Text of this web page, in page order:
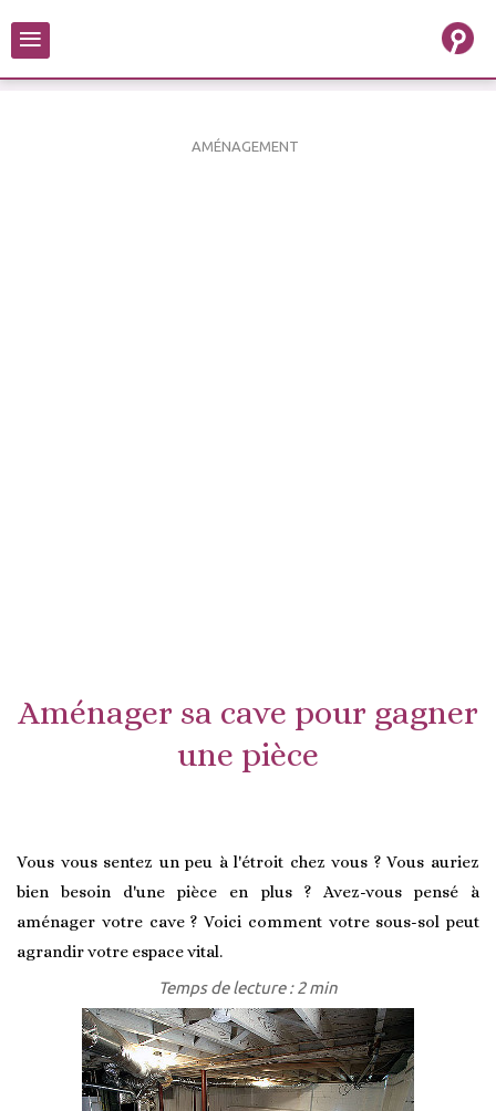
≡
AMÉNAGEMENT
Aménager sa cave pour gagner
une pièce
Vous vous sentez un peu à l'étroit chez vous ? Vous auriez
bien besoin d'une pièce en plus ? Avez-vous pensé à
aménager votre cave ? Voici comment votre sous-sol peut
agrandir votre espace vital.
Temps de lecture : 2 min